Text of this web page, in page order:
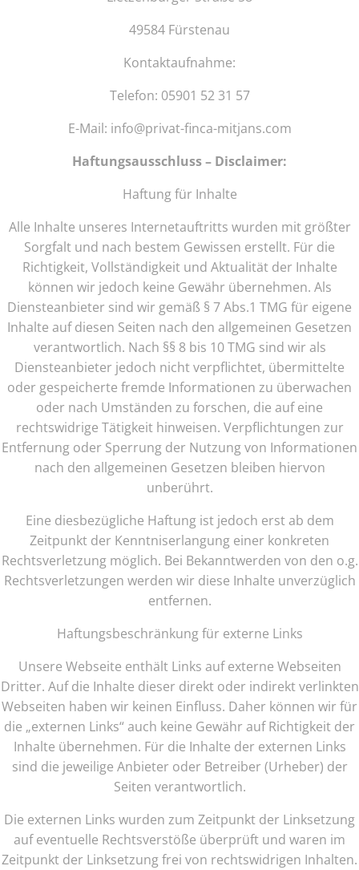
49584 Fürstenau
Kontaktaufnahme:
Telefon: 05901 52 31 57
E-Mail: info@privat-finca-mitjans.com
Haftungsausschluss – Disclaimer:
Haftung für Inhalte
Alle Inhalte unseres Internetauftritts wurden mit größter
Sorgfalt und nach bestem Gewissen erstellt. Für die
Richtigkeit, Vollständigkeit und Aktualität der Inhalte
können wir jedoch keine Gewähr übernehmen. Als
Diensteanbieter sind wir gemäß § 7 Abs.1 TMG für eigene
Inhalte auf diesen Seiten nach den allgemeinen Gesetzen
verantwortlich. Nach §§ 8 bis 10 TMG sind wir als
Diensteanbieter jedoch nicht verpflichtet, übermittelte
oder gespeicherte fremde Informationen zu überwachen
oder nach Umständen zu forschen, die auf eine
rechtswidrige Tätigkeit hinweisen. Verpflichtungen zur
Entfernung oder Sperrung der Nutzung von Informationen
nach den allgemeinen Gesetzen bleiben hiervon
unberührt.
Eine diesbezügliche Haftung ist jedoch erst ab dem
Zeitpunkt der Kenntniserlangung einer konkreten
Rechtsverletzung möglich. Bei Bekanntwerden von den o.g.
Rechtsverletzungen werden wir diese Inhalte unverzüglich
entfernen.
Haftungsbeschränkung für externe Links
Unsere Webseite enthält Links auf externe Webseiten
Dritter. Auf die Inhalte dieser direkt oder indirekt verlinkten
Webseiten haben wir keinen Einfluss. Daher können wir für
die „externen Links“ auch keine Gewähr auf Richtigkeit der
Inhalte übernehmen. Für die Inhalte der externen Links
sind die jeweilige Anbieter oder Betreiber (Urheber) der
Seiten verantwortlich.
Die externen Links wurden zum Zeitpunkt der Linksetzung
auf eventuelle Rechtsverstöße überprüft und waren im
Zeitpunkt der Linksetzung frei von rechtswidrigen Inhalten.